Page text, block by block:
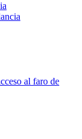
al faro de